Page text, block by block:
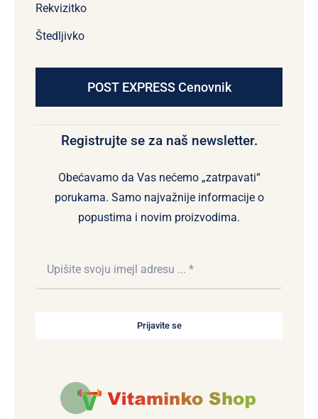
Rekvizitko
Štedljivko
POST EXPRESS Cenovnik
Registrujte se za naš newsletter.
Obećavamo da Vas nećemo „zatrpavati“
porukama. Samo najvažnije informacije o
popustima i novim proizvodima.
Prijavite se